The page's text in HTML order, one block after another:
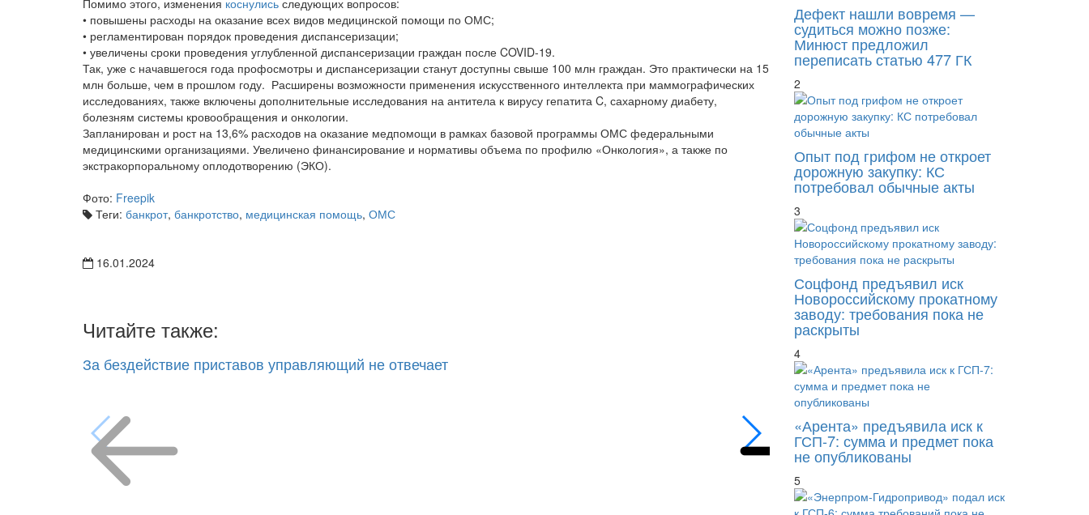
• повышены расходы на оказание всех видов медицинской помощи по ОМС;
• регламентирован порядок проведения диспансеризации;
• увеличены сроки проведения углубленной диспансеризации граждан после COVID-19.
Так, уже с начавшегося года профосмотры и диспансеризации станут доступны свыше 100 млн граждан. Это практически на 15
млн больше, чем в прошлом году. Расширены возможности применения искусственного интеллекта при маммографических
исследованиях, также включены дополнительные исследования на антитела к вирусу гепатита C, сахарному диабету,
болезням системы кровообращения и онкологии.
Запланирован и рост на 13,6% расходов на оказание медпомощи в рамках базовой программы ОМС федеральными
медицинскими организациями. Увеличено финансирование и нормативы объема по профилю «Онкология», а также по
экстракорпоральному оплодотворению (ЭКО).
Фото: Freepik
Теги: банкрот, банкротство, медицинская помощь, ОМС
16.01.2024
Читайте также:
За бездействие приставов управляющий не отвечает Наследников хотят освободить от пени и
Дефект нашли вовремя —
судиться можно позже:
Минюст предложил
переписать статью 477 ГК
2
Опыт под грифом не откроет
дорожную закупку: КС
потребовал обычные акты
3
Соцфонд предъявил иск
Новороссийскому прокатному
заводу: требования пока не
раскрыты
4
«Арента» предъявила иск к
ГСП-7: сумма и предмет пока
не опубликованы
5